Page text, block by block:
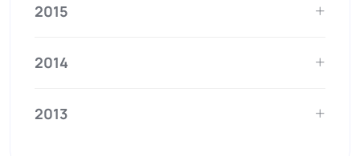
2015
2014
2013